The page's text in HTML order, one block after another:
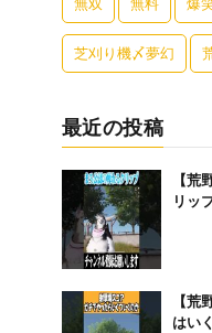
芝刈り機〆夢幻
最近の投稿
【荒
リッ
【荒
はい